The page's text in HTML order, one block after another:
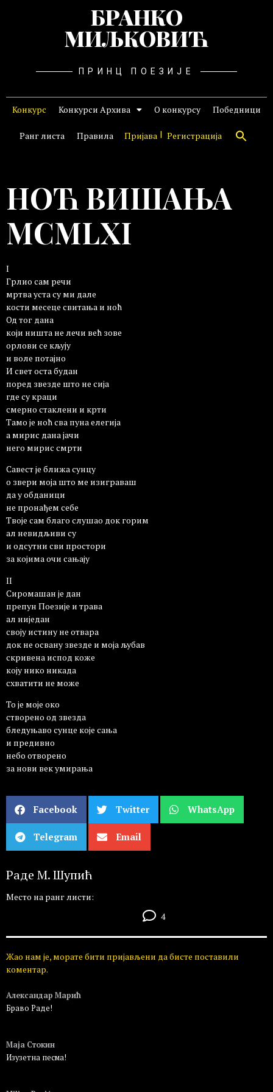
БРАНКО
МИЉКОВИЋ
ПРИНЦ ПОЕЗИЈЕ
Конкурс Конкурси Архива О конкурсу Победници
Ранг листа Правила Пријава Регистрација
НОЋ ВИШАЊА
MCMLXI
I
Грлио сам речи
мртва уста су ми дале
кости месеце свитања и ноћ
Од тог дана
који ништа не лечи већ зове
орлови се кљују
и воле потајно
И свет оста будан
поред звезде што не сија
где су краци
смерно стаклени и крти
Тамо је ноћ сва пуна елегија
а мирис дана јачи
него мирис смрти
Савест је ближа сунцу
о звери моја што ме изиграваш
да у обданици
не пронађем себе
Твоје сам благо слушао док горим
ал невидљиви су
и одсутни сви простори
за којима очи сањају
II
Сиромашан је дан
препун Поезије и трава
ал ниједан
своју истину не отвара
док не освану звезде и моја љубав
скривена испод коже
коју нико никада
схватити не може
То је моје око
створено од звезда
бледуњаво сунце које сања
и предивно
небо отворено
за нови век умирања
Facebook Twitter WhatsApp
Telegram Email
Раде M. Шупић
Место на ранг листи:
4
Жао нам је, морате бити пријављени да бисте поставили
коментар.
Александар Марић
Браво Раде!
Маја Стокин
Изузетна песма!